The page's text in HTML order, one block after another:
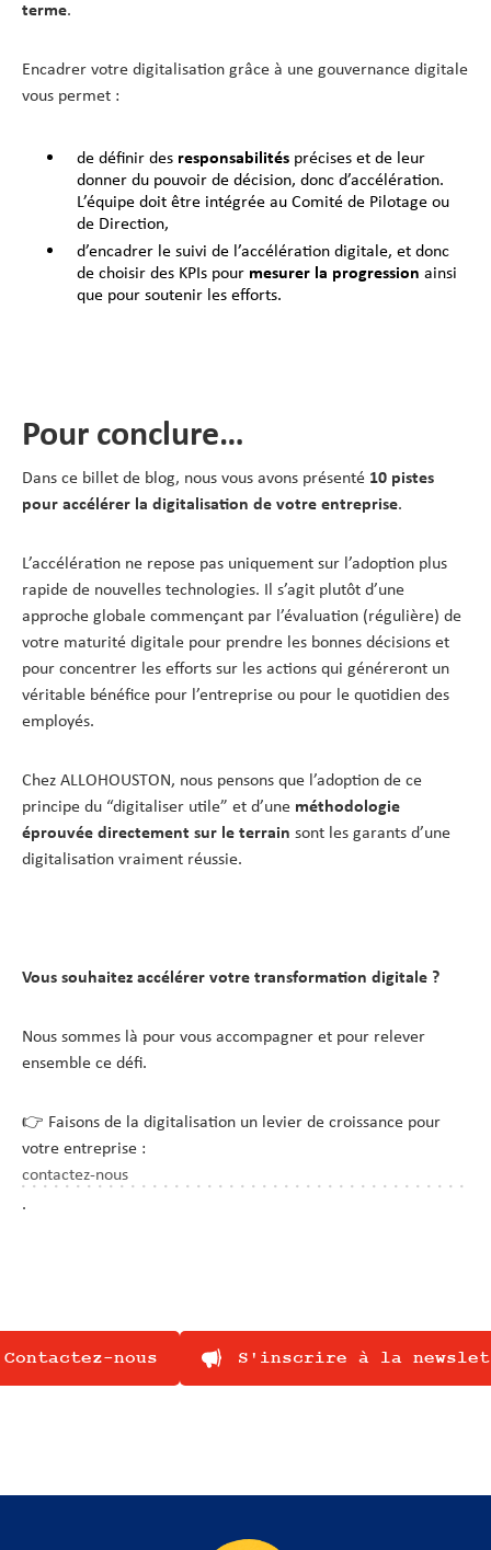
terme.
Encadrer votre digitalisation grâce à une gouvernance digitale
vous permet :
de définir des responsabilités précises et de leur
donner du pouvoir de décision, donc d’accélération.
L’équipe doit être intégrée au Comité de Pilotage ou
de Direction,
d’encadrer le suivi de l’accélération digitale, et donc
de choisir des KPIs pour mesurer la progression ainsi
que pour soutenir les efforts.
Pour conclure…
Dans ce billet de blog, nous vous avons présenté 10 pistes
pour accélérer la digitalisation de votre entreprise.
L’accélération ne repose pas uniquement sur l’adoption plus
rapide de nouvelles technologies. Il s’agit plutôt d’une
approche globale commençant par l’évaluation (régulière) de
votre maturité digitale pour prendre les bonnes décisions et
pour concentrer les efforts sur les actions qui généreront un
véritable bénéfice pour l’entreprise ou pour le quotidien des
employés.
Chez ALLOHOUSTON, nous pensons que l’adoption de ce
principe du “digitaliser utile” et d’une méthodologie
éprouvée directement sur le terrain sont les garants d’une
digitalisation vraiment réussie.
Vous souhaitez accélérer votre transformation digitale ?
Nous sommes là pour vous accompagner et pour relever
ensemble ce défi.
👉 Faisons de la digitalisation un levier de croissance pour
votre entreprise :
contactez-nous
.
Contactez-nous S'inscrire à la